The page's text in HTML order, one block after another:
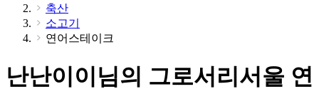
축산
소고기
연어스테이크
난난이이님의 그로서리서울 연